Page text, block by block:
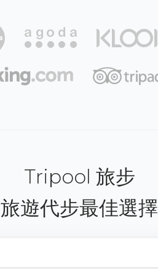
Tripool 旅步
旅遊代步最佳選擇